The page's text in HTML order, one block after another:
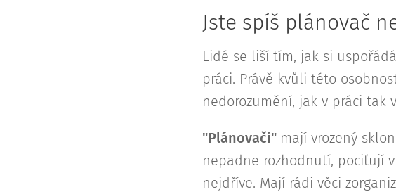
Jste spíš plánovač
Lidé se liší tím, jak si
práci. Právě kvůli této
nedorozumění, jak v práci tak
"Plánovači" mají vrozený
nepadne rozhodnutí, pociťují
nejdříve. Mají rádi věci